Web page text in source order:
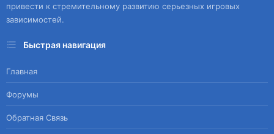
привести к стремительному развитию серьезных игровых
зависимостей.
Быстрая навигация
Главная
Форумы
Обратная Связь